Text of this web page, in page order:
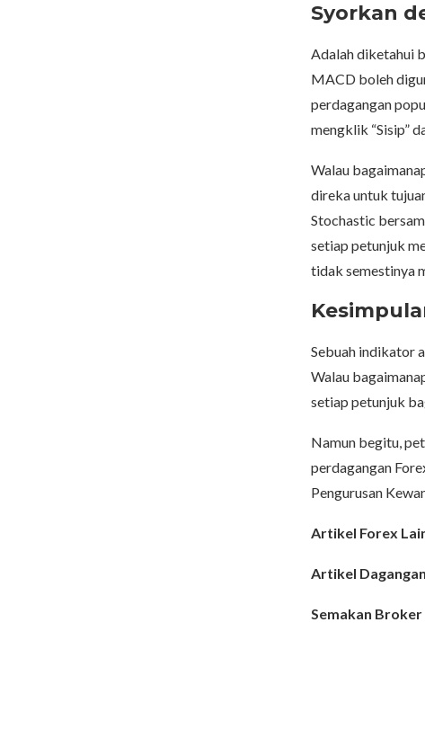
Syorkan
Adalah diketahui
MACD boleh
perdagangan
mengklik “Sisip”
Walau
direka untuk
Stochastic
setiap petunjuk
tidak semestinya
Sebuah indikator
Walau
setiap petunjuk
Namun begitu,
perdagangan
Pengurusan
Artikel Forex
Artikel
Semakan Broker